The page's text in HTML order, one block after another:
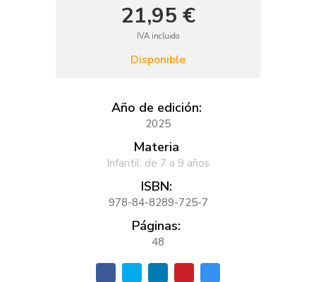
21,95 €
IVA incluido
Disponible
Año de edición:
2025
Materia
Infantil: de 7 a 9 años
ISBN:
978-84-8289-725-7
Páginas:
48